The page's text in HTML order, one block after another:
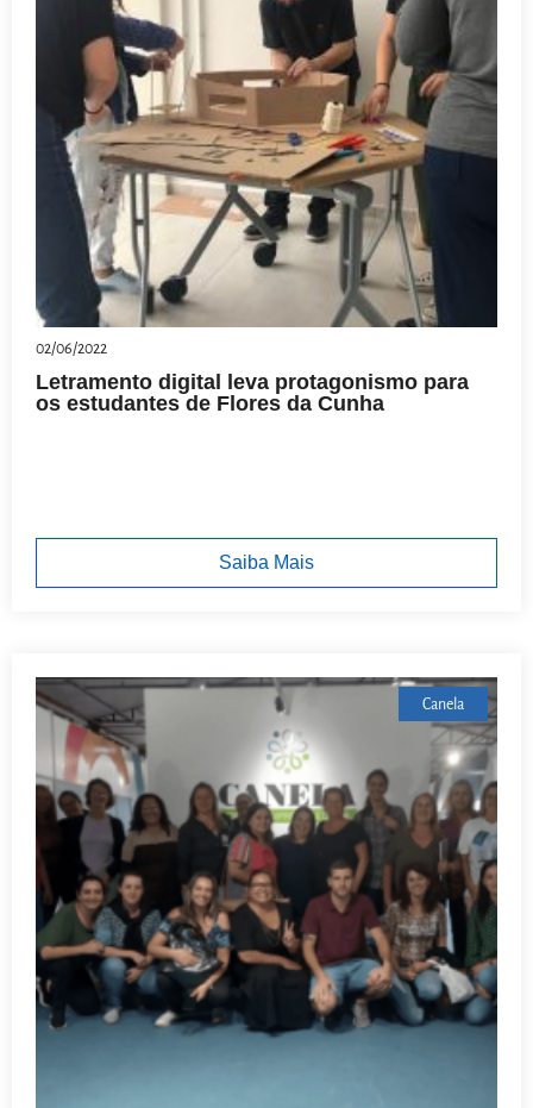
02/06/2022
Letramento digital leva protagonismo para
os estudantes de Flores da Cunha
Saiba Mais
Canela